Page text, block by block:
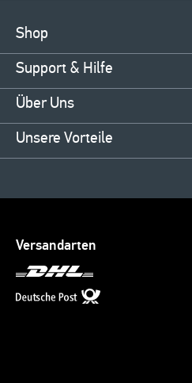
Shop
Support & Hilfe
Über Uns
Unsere Vorteile
Versandarten